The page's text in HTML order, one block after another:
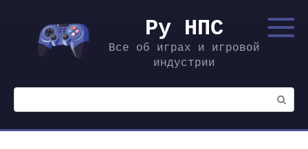
контенту
Ру НПС
Все об играх и игровой
индустрии
Поиск: